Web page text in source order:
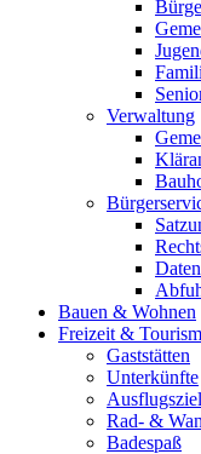
Verwaltung
Bauen & Wohnen
Freizeit &
Gaststätten
Unterkünfte
Rad- &
Badespaß